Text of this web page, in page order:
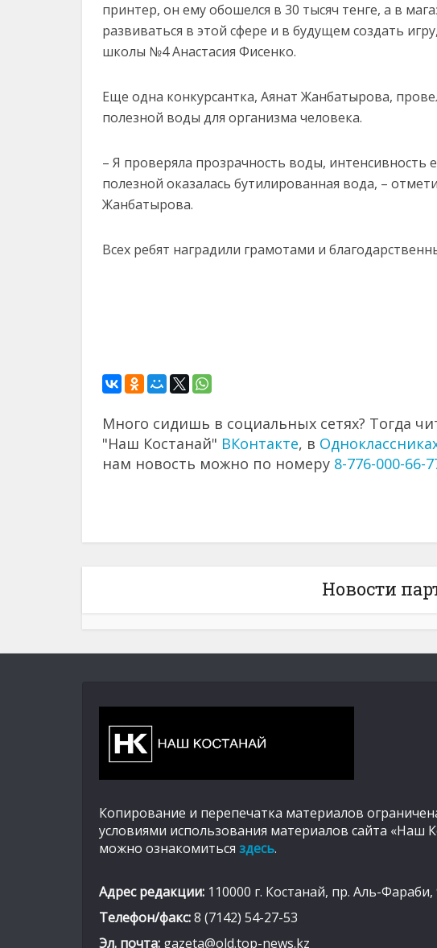
принтер, он ему обошелся в 30 тысяч тенге, а в
развиваться в этой сфере и в будущем создать
школы №4 Анастасия Фисенко.
Еще одна конкурсантка, Аянат Жанбатырова,
полезной воды для организма человека.
– Я проверяла прозрачность воды, интенсивность
полезной оказалась бутилированная вода, –
Жанбатырова.
Всех ребят наградили грамотами и
Много сидишь в социальных сетях? Тогда
"Наш Костанай" ВКонтакте, в
нам новость можно по номеру 8-776-000-66-
Новости
Копирование и перепечатка материалов
условиями использования материалов сайта «Наш
можно ознакомиться здесь.
Адрес редакции: 110000 г. Костанай, пр. Аль-Фараби,
Телефон/факс:8 (7142) 54-27-53
Эл. почта: gazeta@old.top-news.kz